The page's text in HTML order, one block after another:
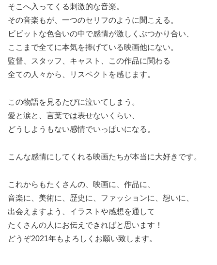
そこへ入ってくる刺激的な音楽。
その音楽もが、一つのセリフのように聞こえる。
ビビットな色合いの中で感情が激しくぶつかり合い、
ここまで全てに本気を捧げている映画他にない。
監督、スタッフ、キャスト、この作品に関わる
全ての人々から、リスペクトを感じます。
この物語を見るたびに泣いてしまう。
愛と涙と、言葉では表せないくらい、
どうしようもない感情でいっぱいになる。
こんな感情にしてくれる映画たちが本当に大好きです。
これからもたくさんの、映画に、作品に、
音楽に、美術に、歴史に、ファッションに、想いに、
出会えますよう、イラストや感想を通して
たくさんの人にお伝えできればと思います！
どうぞ2021年もよろしくお願い致します。